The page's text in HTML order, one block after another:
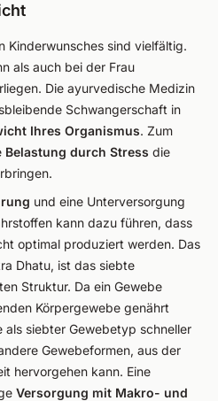
Kinderwunsches sind vielfältig.
als auch bei der Frau
Die ayurvedische Medizin
Schwangerschaft in
Ihres Organismus. Zum
Belastung durch Stress die
und eine Unterversorgung
kann dazu führen, dass
optimal produziert werden. Das
Dhatu, ist das siebte
Struktur. Da ein Gewebe
Körpergewebe genährt
siebter Gewebetyp schneller
Gewebeformen, aus der
hervorgehen kann. Eine
Versorgung mit Makro- und